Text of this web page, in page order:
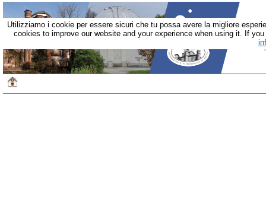
Utilizziamo i cookie per essere sicuri che tu possa avere la migliore
cookies to improve our website and your experience when using it. If